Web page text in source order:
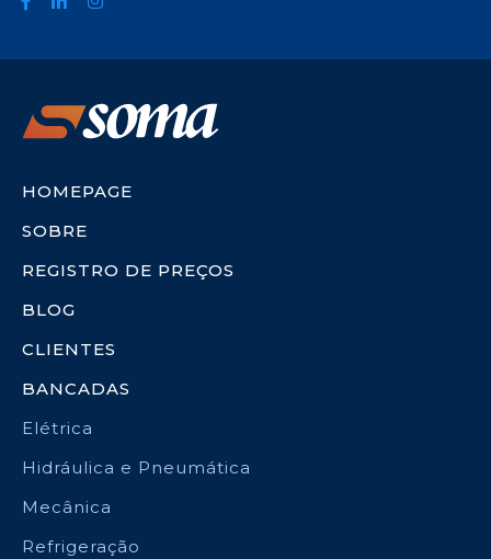
HOMEPAGE
SOBRE
REGISTRO DE PREÇOS
BLOG
CLIENTES
BANCADAS
Elétrica
Hidráulica e Pneumática
Mecânica
Refrigeração